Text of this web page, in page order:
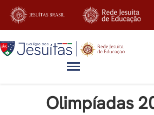
Alternar navegação
Olimpíadas